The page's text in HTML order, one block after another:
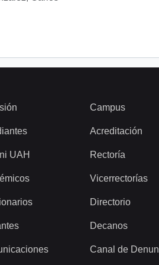
UAH
Campus
Acreditación
Rectoría
Vicerrectorías
Directorio
Decanos
Canal de